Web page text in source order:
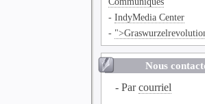
-IndyMedia Center
-
Nous
- Parcourriel